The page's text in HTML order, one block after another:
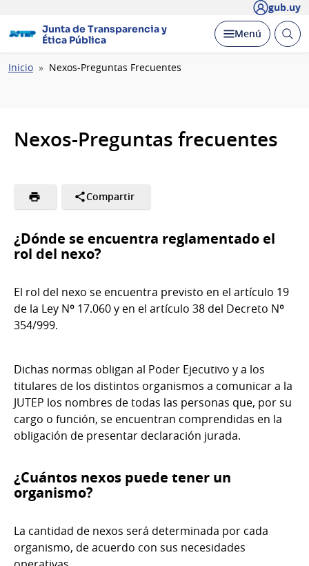
gub.uy
Junta de Transparencia y
Ética Pública
Desplegar
Menú Abrir
Ruta
Inicio Nexos-Preguntas Frecuentes
Nexos-Preguntas frecuentes
Compartir
¿Dónde se encuentra reglamentado el
rol del nexo?
El rol del nexo se encuentra previsto en el artículo 19
de la Ley Nº 17.060 y en el artículo 38 del Decreto Nº
354/999.
Dichas normas obligan al Poder Ejecutivo y a los
titulares de los distintos organismos a comunicar a la
JUTEP los nombres de todas las personas que, por su
cargo o función, se encuentran comprendidas en la
obligación de presentar declaración jurada.
¿Cuántos nexos puede tener un
organismo?
La cantidad de nexos será determinada por cada
organismo, de acuerdo con sus necesidades